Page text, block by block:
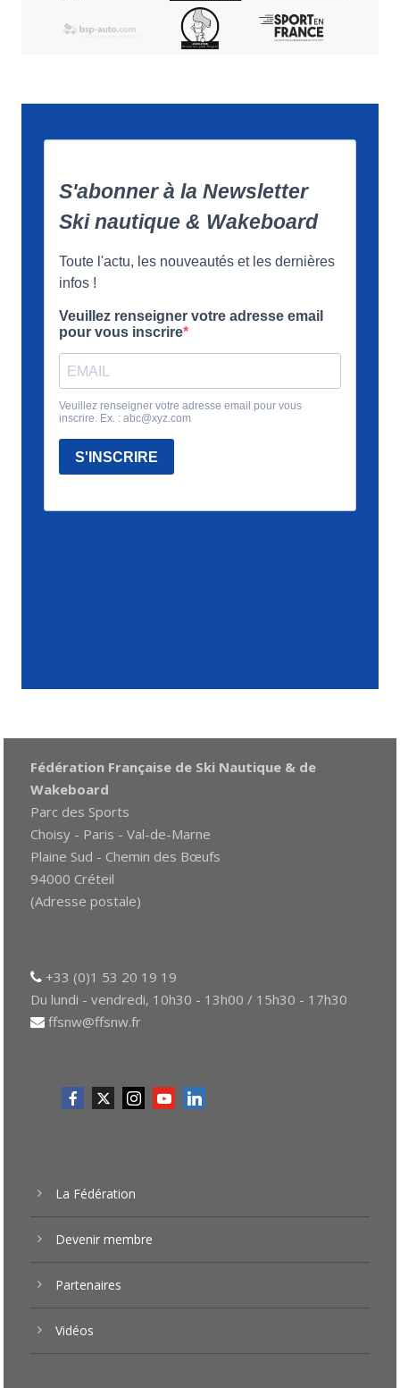
Fédération Française de Ski Nautique & de
Wakeboard
Parc des Sports
Choisy - Paris - Val-de-Marne
Plaine Sud - Chemin des Bœufs
94000 Créteil
(Adresse postale)
+33 (0)1 53 20 19 19
Du lundi - vendredi, 10h30 - 13h00 / 15h30 - 17h30
ffsnw@ffsnw.fr
La Fédération
Devenir membre
Partenaires
Vidéos